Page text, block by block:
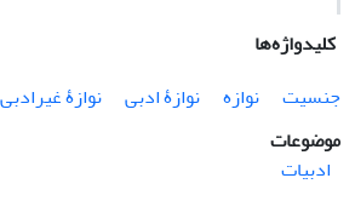
کلیدواژه‌ها
جنسیت
نوازه نوازۀ ادبی نوازۀ غیرادبی
موضوعات
ادبیات